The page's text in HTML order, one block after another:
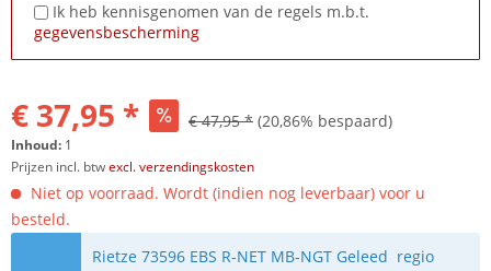
Ik heb kennisgenomen van de regels m.b.t.
gegevensbescherming
€ 37,95 * € 47,95 * (20,86% bespaard)
Inhoud: 1
Prijzen incl. btwexcl. verzendingskosten
Niet op voorraad. Wordt (indien nog leverbaar) voor u
besteld.
Rietze 73596 EBS R-NET MB-NGT Geleed regio